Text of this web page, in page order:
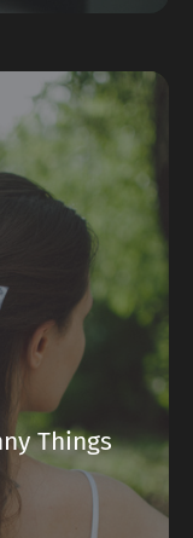
Things